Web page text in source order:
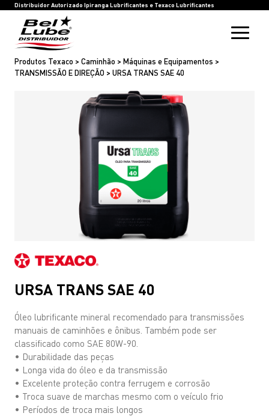
Distribuidor Autorizado Ipiranga Lubrificantes e Texaco Lubrificantes
HOME
BEL LUBE
BLOG
RASTREIE SUA COMPRA
INOVAÇÃO
SAC
IPIRANGA LUBRIFICANTES
TEXACO LUBRIFICANTES
Produtos Texaco > Caminhão > Máquinas e Equipamentos >
TRANSMISSÃO E DIREÇÃO > URSA TRANS SAE 40
URSA TRANS SAE 40
Óleo lubrificante mineral recomendado para transmissões
manuais de caminhões e ônibus. Também pode ser
classificado como SAE 80W-90.
• Durabilidade das peças
• Longa vida do óleo e da transmissão
• Excelente proteção contra ferrugem e corrosão
• Troca suave de marchas mesmo com o veículo frio
• Períodos de troca mais longos